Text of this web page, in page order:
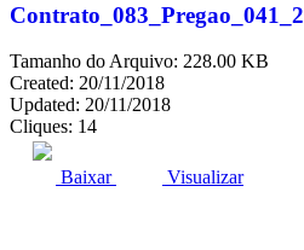
Tamanho do Arquivo: 228.00 KB
Created: 20/11/2018
Updated: 20/11/2018
Cliques: 14
Baixar Visualizar